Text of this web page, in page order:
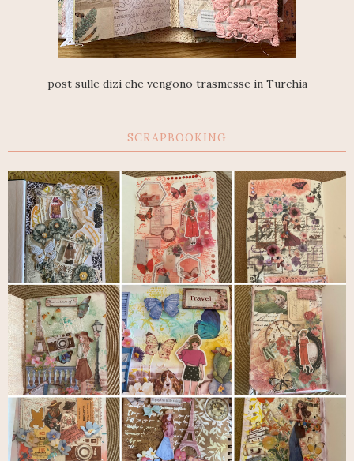
post sulle dizi che vengono trasmesse in Turchia
SCRAPBOOKING